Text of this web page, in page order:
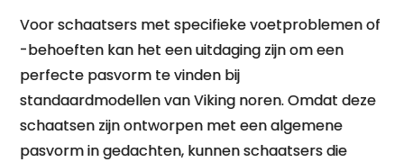
Voor schaatsers met specifieke voetproblemen of
-behoeften kan het een uitdaging zijn om een
perfecte pasvorm te vinden bij
standaardmodellen van Viking noren. Omdat deze
schaatsen zijn ontworpen met een algemene
pasvorm in gedachten, kunnen schaatsers die